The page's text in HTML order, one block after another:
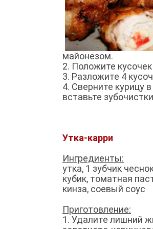
майонезом.
2. Положите
3. Разложите 4
4. Сверните курицу
вставьте
Утка-карри
Ингредиенты:
утка, 1 зубчик
кубик, томатная
кинза, соевый соус
Приготовление:
1. Удалите лишний